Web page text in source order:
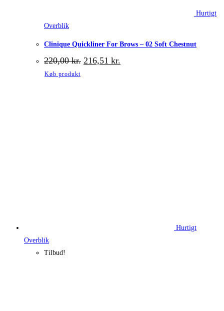
Hurtigt
Overblik
Clinique Quickliner For Brows – 02 Soft Chestnut
220,00kr. Den
oprindelige
216,51 kr.
Køb produkt
Hurtigt
Overblik
Tilbud!